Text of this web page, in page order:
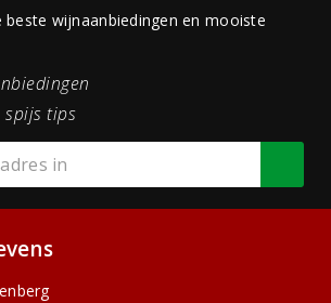
beste wijnaanbiedingen en mooiste
spijs tips